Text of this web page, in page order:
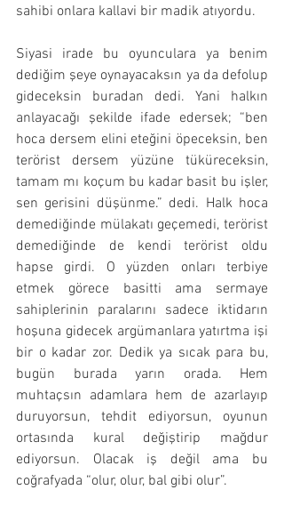
sahibi onlara kallavi bir madik atıyordu.
Siyasi irade bu oyunculara ya benim
dediğim şeye oynayacaksın ya da defolup
gideceksin buradan dedi. Yani halkın
anlayacağı şekilde ifade edersek; “ben
hoca dersem elini eteğini öpeceksin, ben
terörist dersem yüzüne tüküreceksin,
tamam mı koçum bu kadar basit bu işler,
sen gerisini düşünme.” dedi. Halk hoca
demediğinde mülakatı geçemedi, terörist
demediğinde de kendi terörist oldu
hapse girdi. O yüzden onları terbiye
etmek görece basitti ama sermaye
sahiplerinin paralarını sadece iktidarın
hoşuna gidecek argümanlara yatırtma işi
bir o kadar zor. Dedik ya sıcak para bu,
bugün burada yarın orada. Hem
muhtaçsın adamlara hem de azarlayıp
duruyorsun, tehdit ediyorsun, oyunun
ortasında kural değiştirip mağdur
ediyorsun. Olacak iş değil ama bu
coğrafyada “olur, olur, bal gibi olur”.